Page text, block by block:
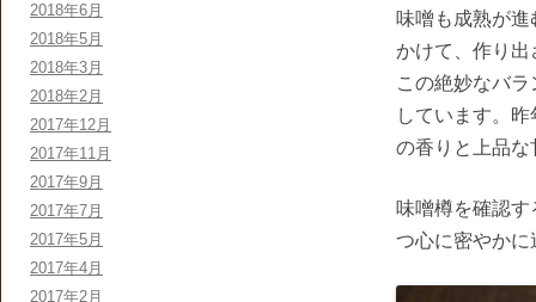
味噌も成熟が
かけて、作り
この絶妙なバ
しています。
の香りと上品
味噌樽を確認
つ心に密やか
2018年6月
2018年5月
2018年3月
2018年2月
2017年12月
2017年11月
2017年9月
2017年7月
2017年5月
2017年4月
2017年2月